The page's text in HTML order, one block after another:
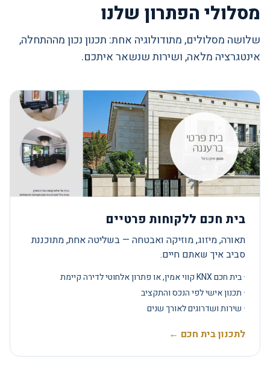
מסלולי הפתרון שלנו
שלושה מסלולים, מתודולוגיה אחת: תכנון נכון מההתחלה,
אינטגרציה מלאה, ושירות שנשאר איתכם.
בית חכם ללקוחות פרטיים
תאורה, מיזוג, מוזיקה ואבטחה — בשליטה אחת, מתוכננת
סביב איך שאתם חיים.
· בית חכם KNX קווי אמין, או פתרון אלחוטי לדירה קיימת
· תכנון אישי לפי הנכס והתקציב
· שירות ושדרוגים לאורך שנים
לתכנון בית חכם ←